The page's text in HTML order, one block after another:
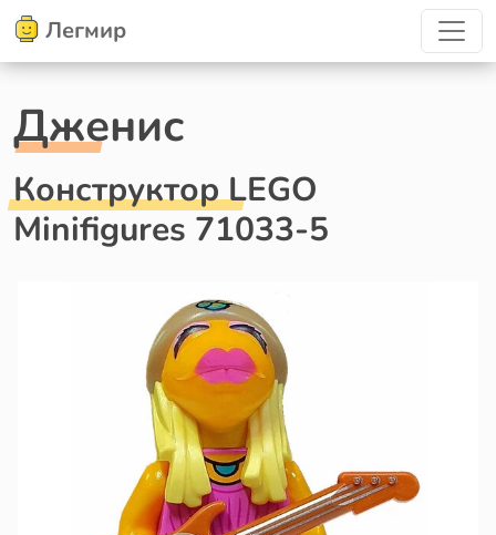
Легмир
Дженис
Конструктор LEGO
Minifigures 71033-5